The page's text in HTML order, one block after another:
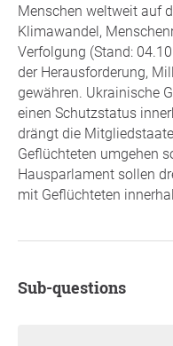
Menschen weltweit auf
Klimawandel,
Verfolgung (Stand:
der Herausforderung,
gewähren. Ukrainische
einen Schutzstatus
drängt die
Geflüchteten umgehen
Hausparlament sollen
mit Geflüchteten
Sub-questions